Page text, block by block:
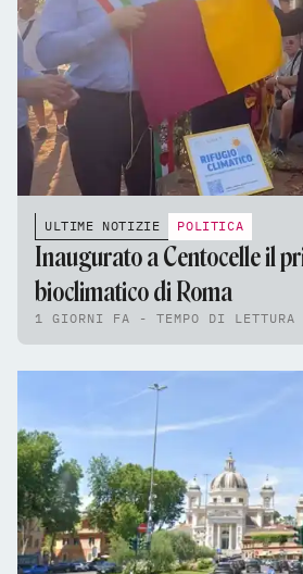
ULTIME NOTIZIE POLITICA
Inaugurato a Centocelle il
bioclimatico di Roma
1 GIORNI FA - TEMPO DI